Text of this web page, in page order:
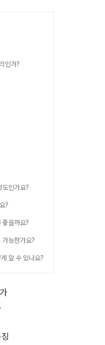
인가?
도인가요?
?
좋을까요?
가능한가요?
알 수 있나요?